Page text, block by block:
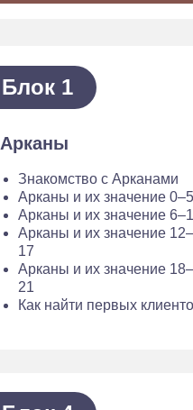
Арканы
Знакомство с Арканами
Арканы и их значение 0–5
Арканы и их значение
Арканы и их значение 12–
17
Арканы и их значение 18–
21
Как найти первых
Блок 1